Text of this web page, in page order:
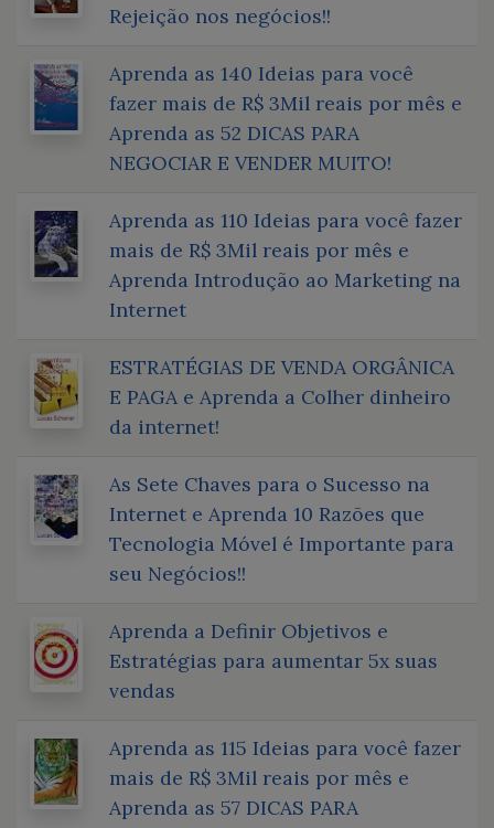
Rejeição nos negócios!!
Aprenda as 140 Ideias para você
fazer mais de R$ 3Mil reais por mês e
Aprenda as 52 DICAS PARA
NEGOCIAR E VENDER MUITO!
Aprenda as 110 Ideias para você fazer
mais de R$ 3Mil reais por mês e
Aprenda Introdução ao Marketing na
Internet
ESTRATÉGIAS DE VENDA ORGÂNICA
E PAGA e Aprenda a Colher dinheiro
da internet!
As Sete Chaves para o Sucesso na
Internet e Aprenda 10 Razões que
Tecnologia Móvel é Importante para
seu Negócios!!
Aprenda a Definir Objetivos e
Estratégias para aumentar 5x suas
vendas
Aprenda as 115 Ideias para você fazer
mais de R$ 3Mil reais por mês e
Aprenda as 57 DICAS PARA